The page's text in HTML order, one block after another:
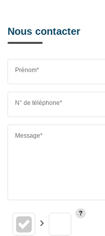
Nous contacter
Prénom*
N° de téléphone*
Message*